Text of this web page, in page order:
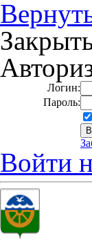
Логин:
Пароль:
Войти